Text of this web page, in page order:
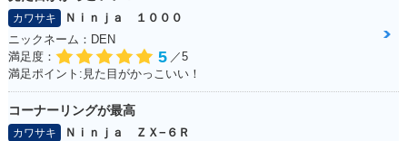
カワサキ
Ｎｉｎｊａ １０００
ニックネーム：DEN
満足度：
5 ／5
満足ポイント:見た目がかっこいい！
コーナーリングが最高
カワサキ
Ｎｉｎｊａ ＺＸ−６Ｒ